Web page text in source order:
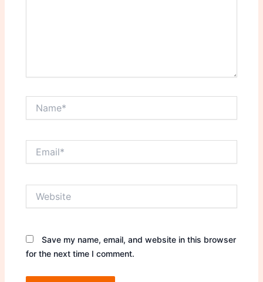
Save my name, email, and website in this browser
for the next time I comment.